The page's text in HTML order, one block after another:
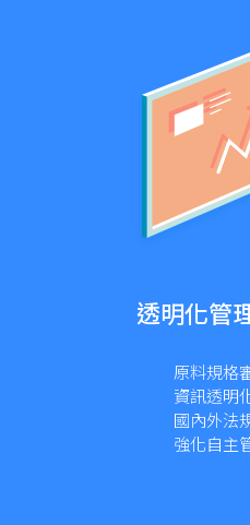
透明化管
原料規格
資訊透明
國內外法
強化自主